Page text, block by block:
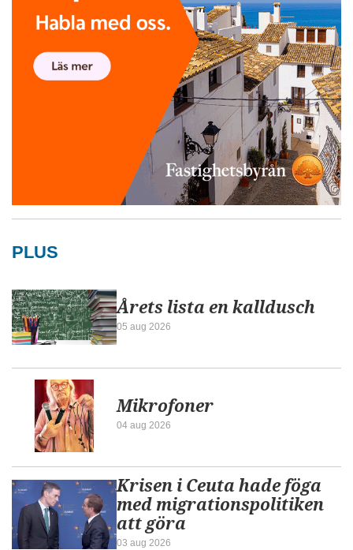
PLUS
Årets lista en kalldusch
05 aug 2026
Mikrofoner
04 aug 2026
Krisen i Ceuta hade föga
med migrationspolitiken
att göra
03 aug 2026